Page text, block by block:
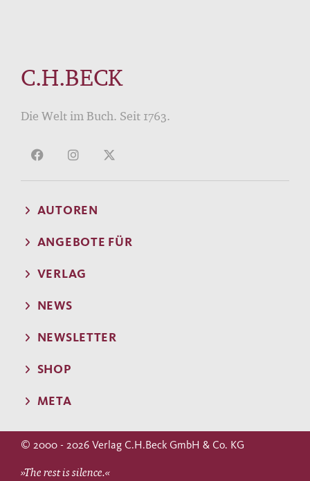
C.H.BECK
Die Welt im Buch. Seit 1763.
AUTOREN
ANGEBOTE FÜR
VERLAG
NEWS
NEWSLETTER
SHOP
META
© 2000 - 2026 Verlag C.H.Beck GmbH & Co. KG
»The rest is silence.«